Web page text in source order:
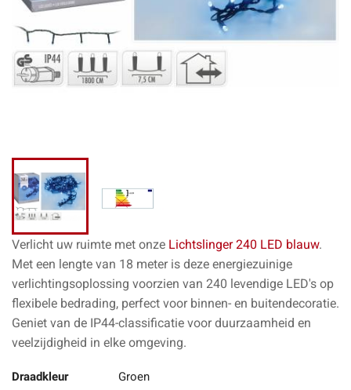
Verlicht uw ruimte met onze Lichtslinger 240 LED blauw.
Met een lengte van 18 meter is deze energiezuinige
verlichtingsoplossing voorzien van 240 levendige LED's op
flexibele bedrading, perfect voor binnen- en buitendecoratie.
Geniet van de IP44-classificatie voor duurzaamheid en
veelzijdigheid in elke omgeving.
Draadkleur Groen